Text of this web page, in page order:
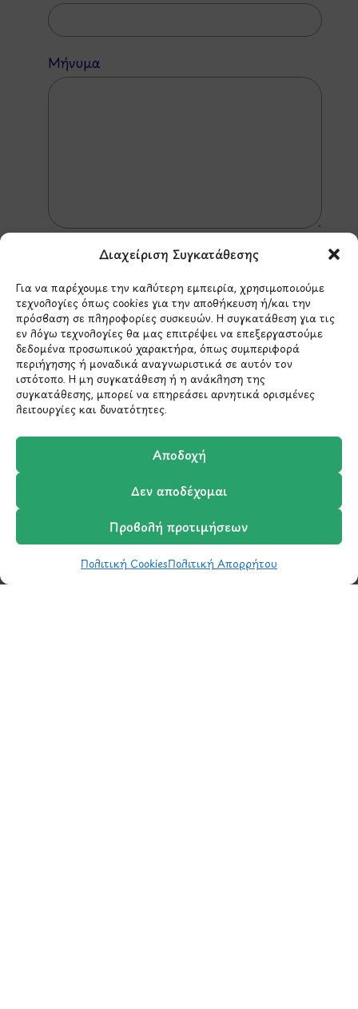
Διαχείριση Συγκατάθεσης
Για να παρέχουμε την καλύτερη εμπειρία, χρησιμοποιούμε
τεχνολογίες όπως cookies για την αποθήκευση ή/και την
πρόσβαση σε πληροφορίες συσκευών. Η συγκατάθεση για τις
εν λόγω τεχνολογίες θα μας επιτρέψει να επεξεργαστούμε
δεδομένα προσωπικού χαρακτήρα, όπως συμπεριφορά
περιήγησης ή μοναδικά αναγνωριστικά σε αυτόν τον
ιστότοπο. Η μη συγκατάθεση ή η ανάκληση της
συγκατάθεσης, μπορεί να επηρεάσει αρνητικά ορισμένες
λειτουργίες και δυνατότητες.
Αποδοχή
Δεν αποδέχομαι
Προβολή προτιμήσεων
Πολιτική CookiesΠολιτική Απορρήτου
Μήνυμα
*Αυτός ο ιστότοπος προστατεύεται από το σύστημα
reCAPTCHA και ισχύουν ηΠολιτική Απορρήτουκαι οι
Όροι Παροχής Υπηρεσιώντης Google.
ΣΤΟΙΧΕΙΑ ΕΠΙΚΟΙΝΩΝΙΑΣ
Holargos Center (Ισόγειο)
Λ.Περικλέους 56,
210 6522282
info@ypografi.com
ΚαλάθιΣύγκριση
Ο Λογαριασμός μου